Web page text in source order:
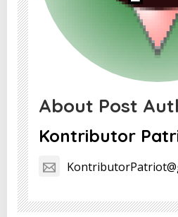
About Post
Kontributor